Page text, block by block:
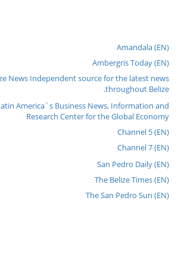
Amandala (EN)
Ambergris Today (EN)
News Independent source for the latest news
throughout Belize.
America´s Business News, Information and
Research Center for the Global Economy
Channel 5 (EN)
Channel 7 (EN)
San Pedro Daily (EN)
The Belize Times (EN)
The San Pedro Sun (EN)